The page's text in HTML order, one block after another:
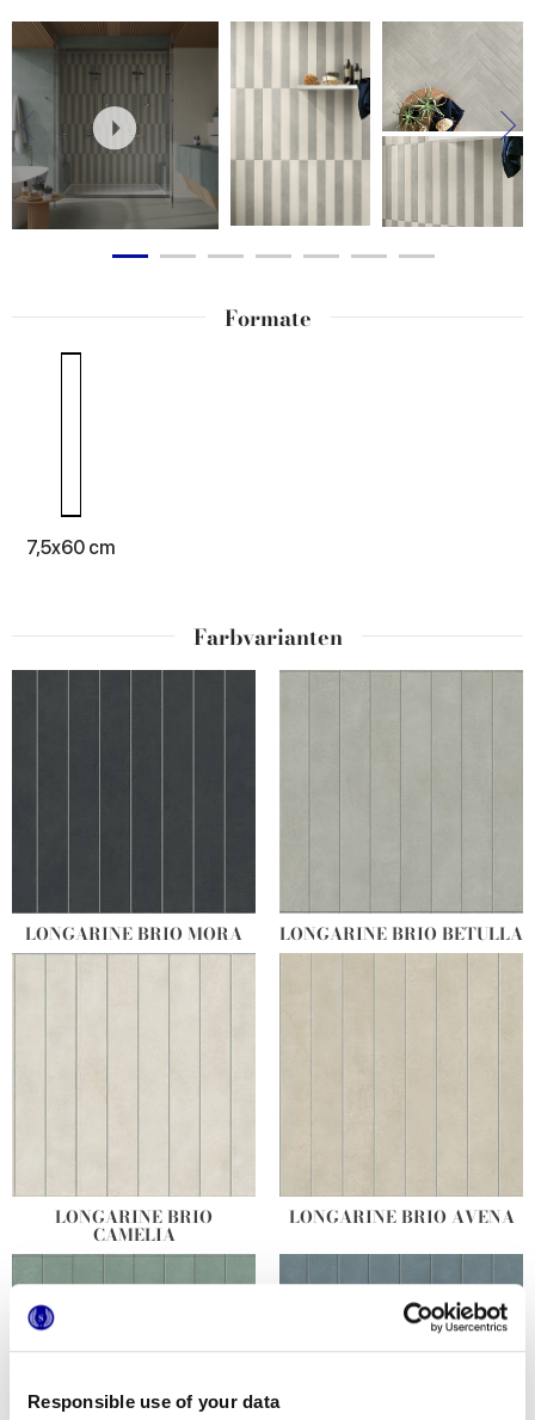
Responsible use of your data
Formate
7,5x60 cm
Farbvarianten
LONGARINE BRIO MORA LONGARINE BRIO BETULLA
LONGARINE BRIO
CAMELIA
LONGARINE BRIO AVENA